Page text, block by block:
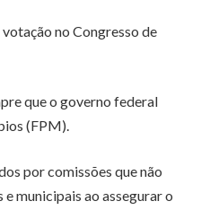
no Congresso de
que o governo federal
(FPM).
por comissões que não
municipais ao assegurar o